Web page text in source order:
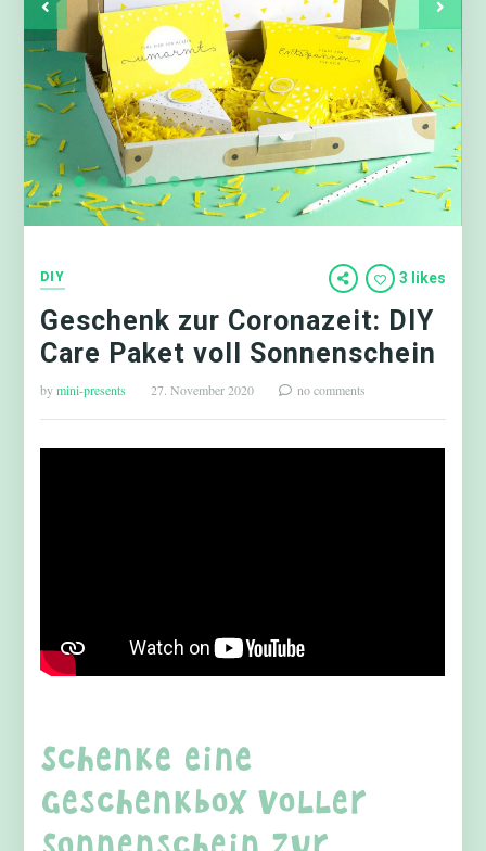
DIY 3 likes
Geschenk zur Coronazeit: DIY
Care Paket voll Sonnenschein
bymini-presents 27. November 2020 no comments
Schenke eine
Geschenkbox voller
Sonnenschein zur